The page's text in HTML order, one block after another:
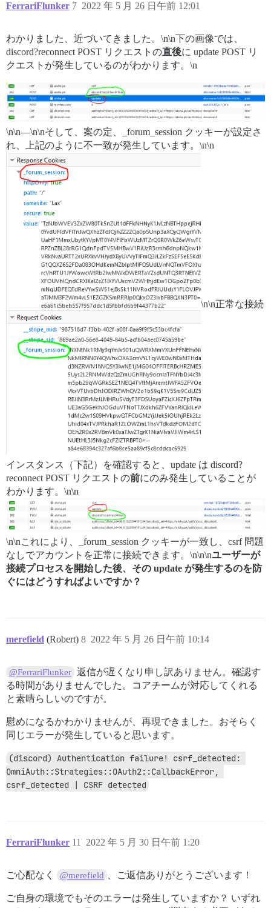
FerrariFlunker 2022 年 5 月 26 日午前 12:01
7
わかりました、近づいてきました。\n\n下の画像では、
discord?reconnect POST リクエストの直後に update POST リ
クエストが発生しているのがわかります。\n
\n\n—\n\nそして、案の定、_forum_session クッキーが設定さ
れ、上記のように不一致が発生しています。\n\n
\n\n正常な接続
インスタンス（下記）を確認すると、update は discord?
reconnect POST リクエストの前にのみ発生していることが
わかります。\n\n
\n\nこれにより、_forum_session クッキーが一致し、csrf 問題
なしでアカウントを正常に接続できます。\n\n\nユーザーが
接続プロセスを開始した後、その update が発生するのを防
ぐにはどうすればよいですか？
merefield (Robert) 2022 年 5 月 26 日午前 10:14
8
@FerrariFlunker 返信が遅くなり申し訳ありません。確認す
る時間がありませんでした。コアチームが対応してくれる
と素晴らしいのですが。
慰めになるかわかりませんが、再現できました。おそらく
同じエラーが発生していると思います。
(discord) Authentication failure! csrf_detected:
OmniAuth::Strategies::OAuth2::CallbackError,
csrf_detected | CSRF detected
FerrariFlunker 2022 年 5 月 30 日午前 1:20
11
ご心配なく @merefield 、ご返信ありがとうございます！
ご自身の環境でもそのエラーは発生していますか？ いずれ